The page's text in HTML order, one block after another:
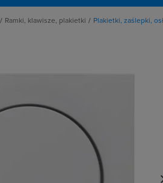
zasilające
Ramki, klawisze, plakietki
Plakietki, zaślepki,